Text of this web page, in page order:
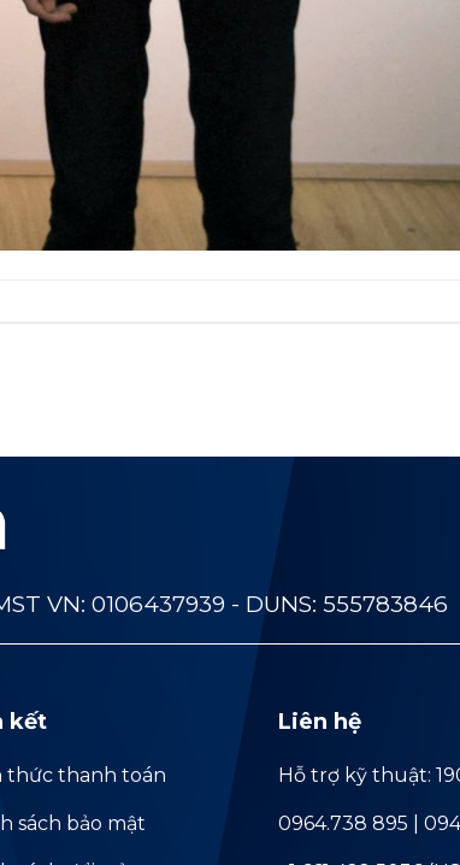
VN: 0106437939 - DUNS: 555783846
kết
thức thanh toán
sách bảo mật
Liên hệ
Hỗ trợ kỹ thuật:
0964.738 895 |